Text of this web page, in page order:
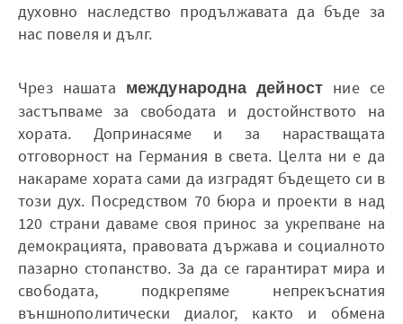
духовно наследство продължавата да бъде за
нас повеля и дълг.
Чрез нашата международна дейност ние се
застъпваме за свободата и достойнството на
хората. Допринасяме и за нарастващата
отговорност на Германия в света. Целта ни е да
накараме хората сами да изградят бъдещето си в
този дух. Посредством 70 бюра и проекти в над
120 страни даваме своя принос за укрепване на
демокрацията, правовата държава и социалното
пазарно стопанство. За да се гарантират мира и
свободата, подкрепяме непрекъснатия
външнополитически диалог, както и обмена